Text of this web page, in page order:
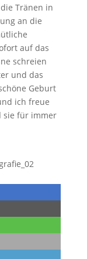
Tränen in
an die
auf das
schreien
und das
Geburt
ich freue
sie für immer